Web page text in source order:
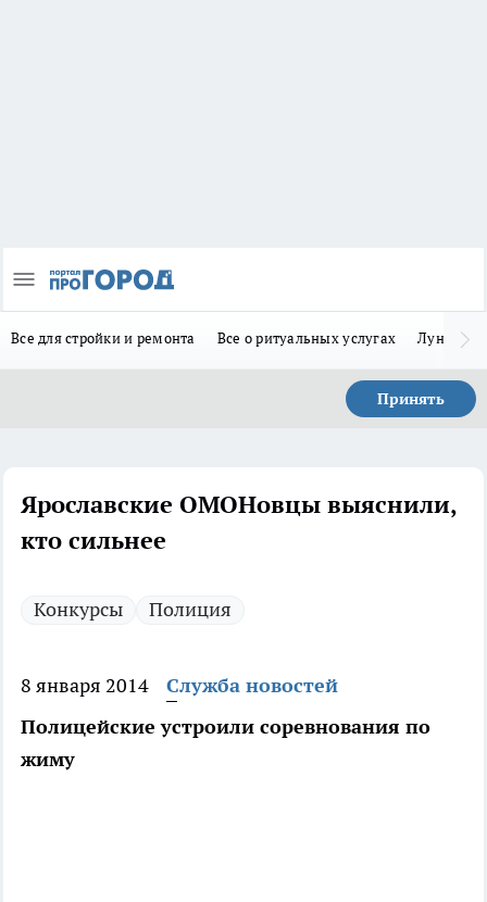
Все для стройки и ремонта Все о ритуальных услугах Лунно-
Принять
Ярославские ОМОНовцы выяснили,
кто сильнее
Конкурсы Полиция
8 января 2014
Служба новостей
Полицейские устроили соревнования по
жиму